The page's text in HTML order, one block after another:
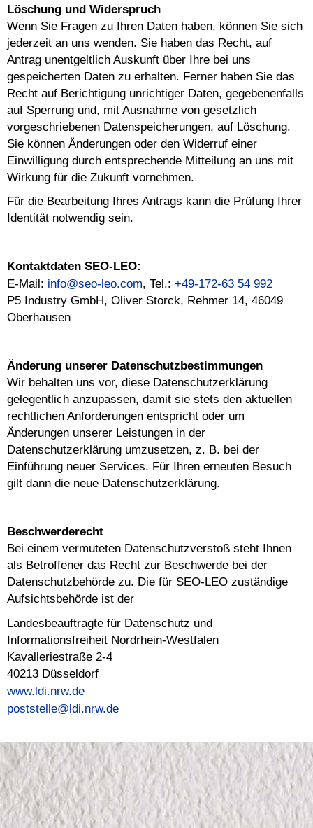
Löschung und Widerspruch
Wenn Sie Fragen zu Ihren Daten haben, können Sie sich
jederzeit an uns wenden. Sie haben das Recht, auf
Antrag unentgeltlich Auskunft über Ihre bei uns
gespeicherten Daten zu erhalten. Ferner haben Sie das
Recht auf Berichtigung unrichtiger Daten, gegebenenfalls
auf Sperrung und, mit Ausnahme von gesetzlich
vorgeschriebenen Datenspeicherungen, auf Löschung.
Sie können Änderungen oder den Widerruf einer
Einwilligung durch entsprechende Mitteilung an uns mit
Wirkung für die Zukunft vornehmen.
Für die Bearbeitung Ihres Antrags kann die Prüfung Ihrer
Identität notwendig sein.
Kontaktdaten SEO-LEO:
E-Mail: info@seo-leo.com, Tel.: +49-172-63 54 992
P5 Industry GmbH, Oliver Storck, Rehmer 14, 46049
Oberhausen
Änderung unserer Datenschutzbestimmungen
Wir behalten uns vor, diese Datenschutzerklärung
gelegentlich anzupassen, damit sie stets den aktuellen
rechtlichen Anforderungen entspricht oder um
Änderungen unserer Leistungen in der
Datenschutzerklärung umzusetzen, z. B. bei der
Einführung neuer Services. Für Ihren erneuten Besuch
gilt dann die neue Datenschutzerklärung.
Beschwerderecht
Bei einem vermuteten Datenschutzverstoß steht Ihnen
als Betroffener das Recht zur Beschwerde bei der
Datenschutzbehörde zu. Die für SEO-LEO zuständige
Aufsichtsbehörde ist der
Landesbeauftragte für Datenschutz und
Informationsfreiheit Nordrhein-Westfalen
Kavalleriestraße 2-4
40213 Düsseldorf
www.ldi.nrw.de
poststelle@ldi.nrw.de